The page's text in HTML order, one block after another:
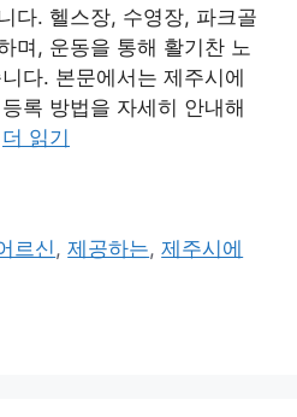
다. 헬스장, 수영장, 파크골
며, 운동을 통해 활기찬 노
다. 본문에서는 제주시에
록 방법을 자세히 안내해
더 읽기
르신 ,제공하는,제주시에